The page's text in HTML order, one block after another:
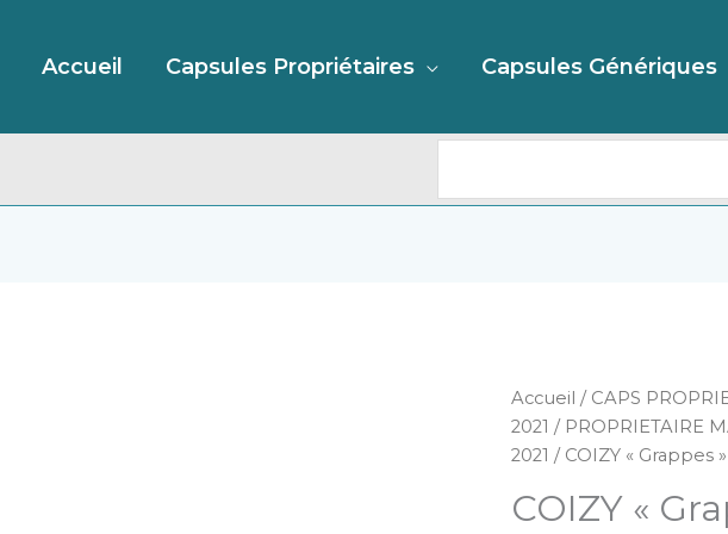
Accueil Capsules Propriétaires Capsules Génériques
Accueil / CAPS
2021 / PROPRIETAIRE
2021 / COIZY « Grappes »
COIZY «
quantité
de
COIZY